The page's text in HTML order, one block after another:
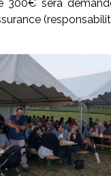
300€ sera